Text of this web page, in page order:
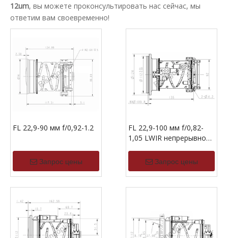
12um, вы можете проконсультировать нас сейчас, мы
ответим вам своевременно!
FL 22,9-90 мм f/0,92-1.2
Запрос цены
FL 22,9-100 мм f/0,82-
1,05 LWIR непрерывное
Запрос цены